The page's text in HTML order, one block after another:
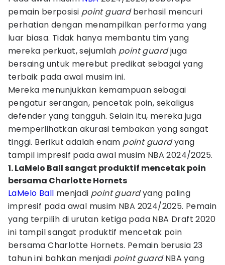
pemain berposisi point guardberhasil mencuri
perhatian dengan menampilkan performa yang
luar biasa. Tidak hanya membantu tim yang
mereka perkuat, sejumlah point guardjuga
bersaing untuk merebut predikat sebagai yang
terbaik pada awal musim ini.
Mereka menunjukkan kemampuan sebagai
pengatur serangan, pencetak poin, sekaligus
defender yang tangguh. Selain itu, mereka juga
memperlihatkan akurasi tembakan yang sangat
tinggi. Berikut adalah enam point guardyang
tampil impresif pada awal musim NBA 2024/2025.
1. LaMelo Ball sangat produktif mencetak poin
bersama Charlotte Hornets
LaMelo Ball menjadi point guardyang paling
impresif pada awal musim NBA 2024/2025. Pemain
yang terpilih di urutan ketiga pada NBA Draft 2020
ini tampil sangat produktif mencetak poin
bersama Charlotte Hornets. Pemain berusia 23
tahun ini bahkan menjadi point guardNBA yang